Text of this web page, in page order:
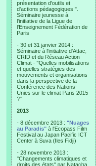
présentation d'outils et
d'actions pédagogiques ".
Séminaire jeunesse à
l'initiative de la Ligue de
l'Enseignement Fédération de
Paris
- 30 et 31 janvier 2014 :
Séminaire à l'initiative d'Attac,
CRID et du Réseau Action
Climat - "Quelles mobilisations
et quelles stratégies des
mouvements et organisations
dans la perspective de la
Conférence des Nations-
Unies sur le climat Paris 2015
?"
2013
- 8 décembre 2013 : "Nuages
au Paradis" à l'Ecopass Film
Festival au Japan Pacific ICT
Center à Suva (Iles Fidji)
- 28 novembre 2013 :
"Changements climatiques et
droits des états" par Natacha